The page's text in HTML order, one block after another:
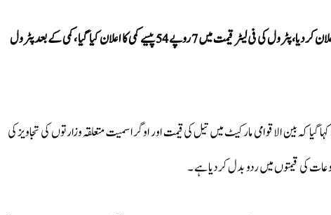
حکومت نے پیٹرولیم مصنوعات کی قیمتوں میں ردوبدل کا اعلان کردیا، پٹرول کی فی لیٹر قیمت میں 7 روپے 54 پیسے کمی کا اعلان کیا گیا ،کمی کے بعد پٹرول
گیا کہ بین الاقوامی مارکیٹ میں تیل کی قیمت اور اوگرا سمیت متعلقہ وزارتوں کی تجاویز کی